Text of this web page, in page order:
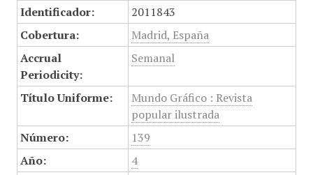
Identificador:
2011843
Cobertura:
Madrid, España
Accrual
Periodicity:
Semanal
Título Uniforme:
Mundo Gráfico : Revista
popular ilustrada
Número:
139
Año:
4